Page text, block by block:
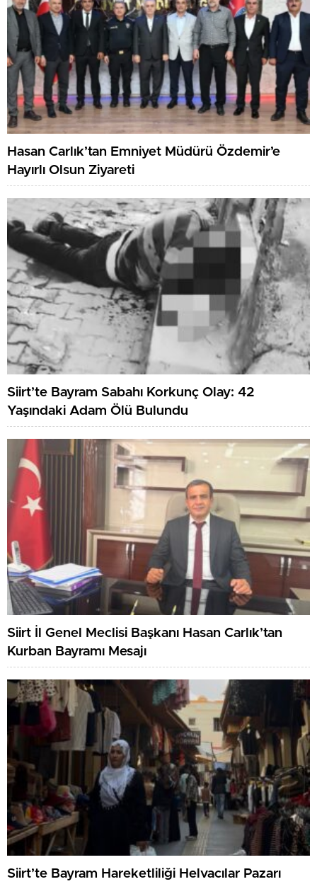
Hasan Carlık’tan Emniyet Müdürü Özdemir’e
Hayırlı Olsun Ziyareti
Siirt’te Bayram Sabahı Korkunç Olay: 42
Yaşındaki Adam Ölü Bulundu
Siirt İl Genel Meclisi Başkanı Hasan Carlık’tan
Kurban Bayramı Mesajı
Siirt’te Bayram Hareketliliği Helvacılar Pazarı